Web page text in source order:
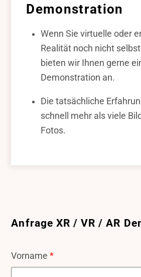
Demonstration
Wenn Sie virtuelle oder
Realität noch nicht
bieten wir Ihnen gerne
Demonstration an.
Die tatsächliche
schnell mehr als viele
Fotos.
Anfrage XR / VR / AR
Vorname*